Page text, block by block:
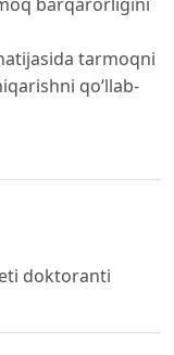
tarmoqni
qo‘llab-
doktoranti